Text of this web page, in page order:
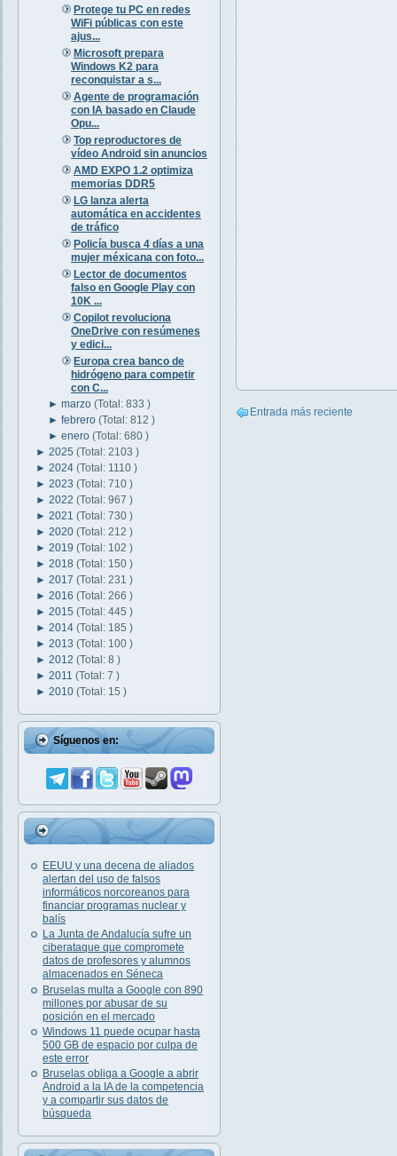
Protege tu PC en redes
WiFi públicas con este
ajus...
Microsoft prepara
Windows K2 para
reconquistar a s...
Agente de programación
con IA basado en Claude
Opu...
Top reproductores de
vídeo Android sin anuncios
AMD EXPO 1.2 optimiza
memorias DDR5
LG lanza alerta
automática en accidentes
de tráfico
Policía busca 4 días a una
mujer méxicana con foto...
Lector de documentos
falso en Google Play con
10K ...
Copilot revoluciona
OneDrive con resúmenes
y edici...
Europa crea banco de
hidrógeno para competir
con C...
►marzo(Total: 833 )
►febrero(Total: 812 )
►enero(Total: 680 )
► 2025 (Total: 2103 )
► 2024 (Total: 1110 )
► 2023 (Total: 710 )
► 2022 (Total: 967 )
► 2021 (Total: 730 )
► 2020 (Total: 212 )
► 2019 (Total: 102 )
► 2018 (Total: 150 )
► 2017 (Total: 231 )
► 2016 (Total: 266 )
► 2015 (Total: 445 )
► 2014 (Total: 185 )
► 2013 (Total: 100 )
► 2012 (Total: 8 )
► 2011 (Total: 7 )
► 2010 (Total: 15 )
Síguenos en:
EEUU y una decena de aliados
alertan del uso de falsos
informáticos norcoreanos para
financiar programas nuclear y
balís
La Junta de Andalucía sufre un
ciberataque que compromete
datos de profesores y alumnos
almacenados en Séneca
Bruselas multa a Google con 890
millones por abusar de su
posición en el mercado
Windows 11 puede ocupar hasta
500 GB de espacio por culpa de
este error
Bruselas obliga a Google a abrir
Android a la IA de la competencia
y a compartir sus datos de
búsqueda
Entrada más reciente